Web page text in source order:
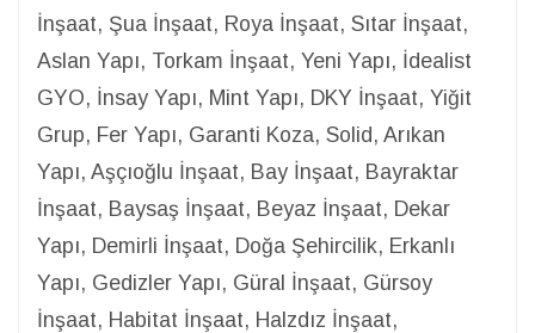
İnşaat, Şua İnşaat, Roya İnşaat, Sıtar İnşaat,
Aslan Yapı, Torkam İnşaat, Yeni Yapı, İdealist
GYO, İnsay Yapı, Mint Yapı, DKY İnşaat, Yiğit
Grup, Fer Yapı, Garanti Koza, Solid, Arıkan
Yapı, Aşçıoğlu İnşaat, Bay İnşaat, Bayraktar
İnşaat, Baysaş İnşaat, Beyaz İnşaat, Dekar
Yapı, Demirli İnşaat, Doğa Şehircilik, Erkanlı
Yapı, Gedizler Yapı, Güral İnşaat, Gürsoy
İnşaat, Habitat İnşaat, Halzdız İnşaat,